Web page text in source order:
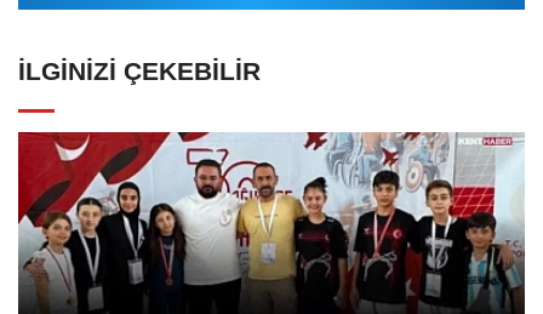
İLGINIZI ÇEKEBILIR